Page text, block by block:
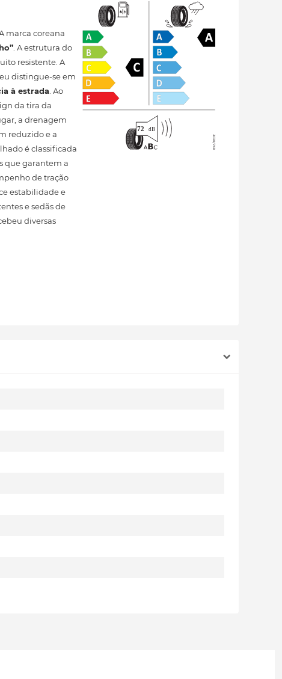
marca coreana
. A estrutura do
resistente. A
distingue-se em
à estrada . Ao
da tira da
a drenagem
reduzido e a
é classificada
que garantem a
de tração
estabilidade e
e sedãs de
diversas